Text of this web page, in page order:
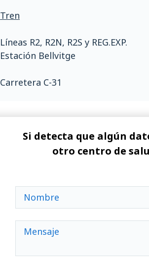
Tren
Líneas R2, R2N, R2S y REG.EXP.
Estación Bellvitge
Carretera C-31
Si detecta que algún
otro centro de